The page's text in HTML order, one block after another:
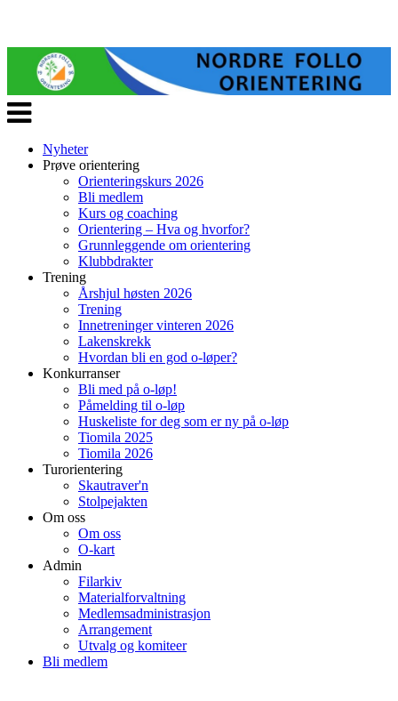
Veksle
navigasjon
Nyheter
Prøve orientering
Orienteringskurs 2026
Bli medlem
Kurs og coaching
Orientering – Hva og hvorfor?
Grunnleggende om orientering
Klubbdrakter
Trening
Årshjul høsten 2026
Trening
Innetreninger vinteren 2026
Lakenskrekk
Hvordan bli en god o-løper?
Konkurranser
Bli med på o-løp!
Påmelding til o-løp
Huskeliste for deg som er ny på o-løp
Tiomila 2025
Tiomila 2026
Turorientering
Skautraver'n
Stolpejakten
Om oss
Om oss
O-kart
Admin
Filarkiv
Materialforvaltning
Medlemsadministrasjon
Arrangement
Utvalg og komiteer
Bli medlem